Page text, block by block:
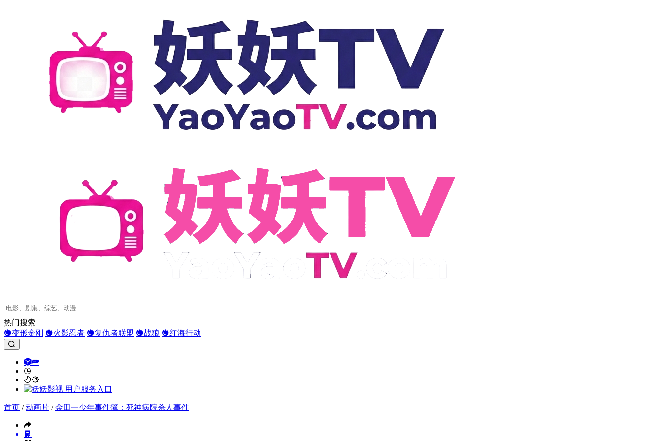
热门搜索
变形金刚
火影忍者 复仇者联盟 战狼 红海行动
首页 /动画片 /金田一少年事件簿：死神病院杀人事件